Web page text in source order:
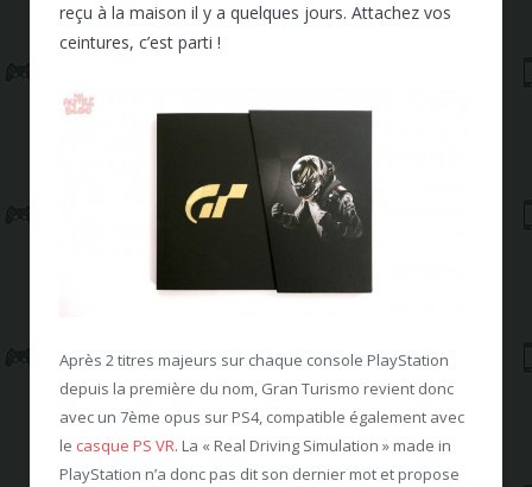
reçu à la maison il y a quelques jours. Attachez vos
ceintures, c’est parti !
Après 2 titres majeurs sur chaque console PlayStation
depuis la première du nom, Gran Turismo revient donc
avec un 7ème opus sur PS4, compatible également avec
le casque PS VR. La « Real Driving Simulation » made in
PlayStation n’a donc pas dit son dernier mot et propose